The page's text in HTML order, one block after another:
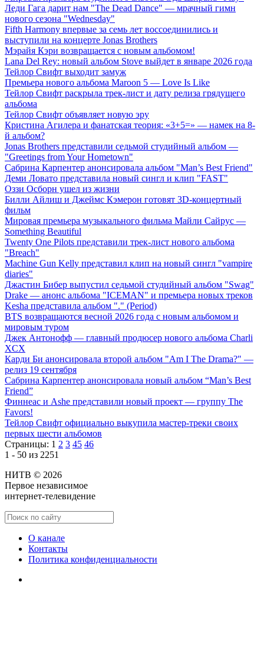
Леди Гага дарит нам "The Dead Dance" — мрачный гимн
нового сезона "Wednesday"
Fifth Harmony впервые за семь лет воссоединились и
выступили на концерте Jonas Brothers
Мэрайя Кэри возвращается с новым альбомом!
Lana Del Rey: новый альбом Stove выйдет в январе 2026 года
Тейлор Свифт выходит замуж
Премьера нового альбома Maroon 5 — Love Is Like
Тейлор Свифт раскрыла трек-лист и дату релиза грядущего
альбома
Тейлор Свифт объявляет новую эру
Кристина Агилера и фанатская теория: «3+5=» — намек на 8-
й альбом?
Jonas Brothers представили седьмой студийный альбом —
"Greetings from Your Hometown"
Сабрина Карпентер анонсировала альбом "Man’s Best Friend"
Деми Ловато представила новый сингл и клип "FAST"
Оззи Осборн ушел из жизни
Билли Айлиш и Джеймс Кэмерон готовят 3D-концертный
фильм
Мировая премьера музыкального фильма Майли Сайрус —
Something Beautiful
Twenty One Pilots представили трек-лист нового альбома
"Breach"
Machine Gun Kelly представил клип на новый сингл "vampire
diaries"
Джастин Бибер выпустил седьмой студийный альбом "Swag"
Drake — анонс альбома "ICEMAN" и премьера новых треков
Kesha представила альбом "." (Period)
BTS возвращаются весной 2026 года с новым альбомом и
мировым туром
Джек Антонофф — главный продюсер нового альбома Charli
XCX
Карди Би анонсировала второй альбом "Am I The Drama?" —
релиз 19 сентября
Сабрина Карпентер анонсировала новый альбом “Man’s Best
Friend”
Финнеас и Ashe представили новый проект — группу The
Favors!
Тейлор Свифт официально выкупила мастер-треки своих
первых шести альбомов
Страницы: 1 2 3 45 46
1 - 50 из 2251
НИТВ © 2026
Первое независимое
интернет-телевидение
О канале
Контакты
Политика конфиденциальности